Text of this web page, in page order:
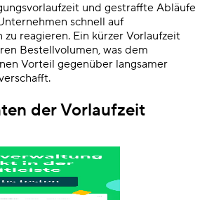
und gestraffte Abläufe
schnell auf
zu reagieren. Ein kürzer Vorlaufzeit
Bestellvolumen, was dem
Vorteil gegenüber langsamer
der Vorlaufzeit